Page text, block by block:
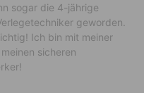
sogar die 4-jährige
geworden.
Ich bin mit meiner
sicheren